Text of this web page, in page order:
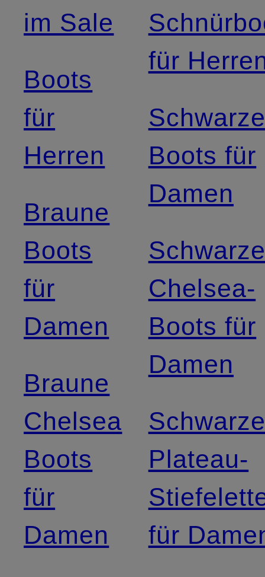
im Sale
Boots
für
Herren
Braune
Boots
für
Damen
Braune
Chelsea
Boots
für
Damen
für
Boots für
Damen
Chelsea-
Boots für
Damen
Plateau-
für